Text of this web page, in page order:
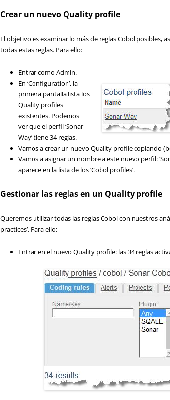
Crear un nuevo Quality profile
El objetivo es examinar lo más de reglas Cobol posibles,
todas estas reglas. Para ello:
Entrar como Admin.
En ‘Configuration’, la
primera pantalla lista los
Quality profiles
existentes. Podemos
ver que el perfil ‘Sonar
Way’ tiene 34 reglas.
Vamos a crear un nuevo Quality profile copiando
Vamos a asignar un nombre a este nuevo perfil:
aparece en la lista de los ‘Cobol profiles’.
Gestionar las reglas en un Quality profile
Queremos utilizar todas las reglas Cobol con nuestros
practices’. Para ello:
Entrar en el nuevo Quality profile: las 34 reglas